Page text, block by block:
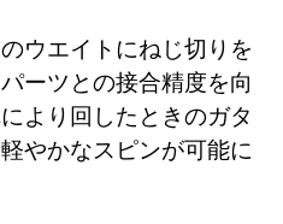
ウエイトにねじ切りを
ーツとの接合精度を向
より回したときのガタ
やかなスピンが可能に